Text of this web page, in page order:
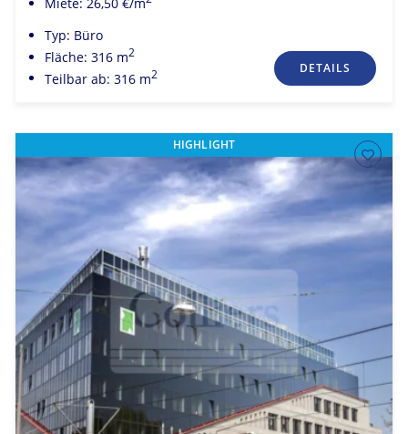
Typ: Büro
Fläche: 316 m2
Teilbar ab: 316 m2 DETAILS
HIGHLIGHT